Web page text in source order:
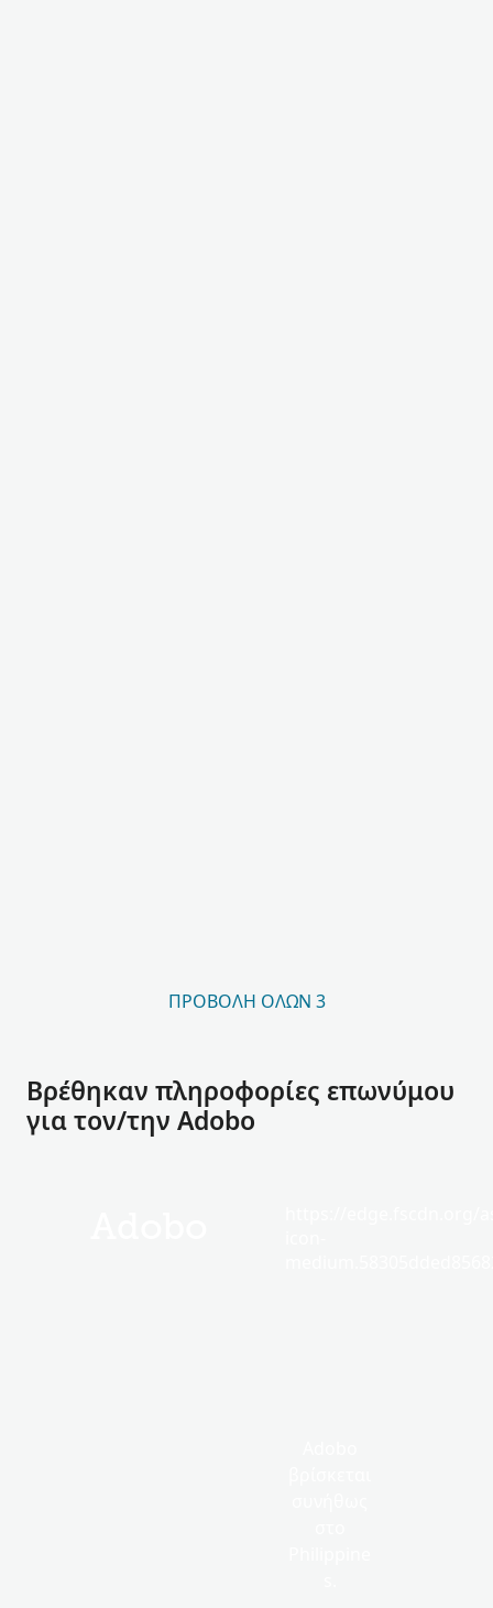
ΠΡΟΒΟΛΉ ΌΛΩΝ 3
Βρέθηκαν πληροφορίες επωνύμου
για τον/την Adobo